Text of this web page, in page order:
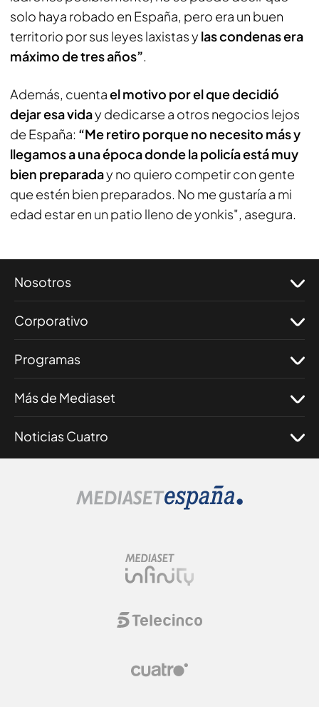
solo haya robado en España, pero era un buen
territorio por sus leyes laxistas y las condenas era
máximo de tres años”.
Además, cuentael motivo por el que decidió
dejar esa viday dedicarse a otros negocios lejos
de España: “Me retiro porque no necesito más y
llegamos a una época donde la policía está muy
bien preparaday no quiero competir con gente
que estén bien preparados. No me gustaría a mi
edad estar en un patio lleno de yonkis", asegura.
Nosotros
Corporativo
Programas
Más de Mediaset
Noticias Cuatro